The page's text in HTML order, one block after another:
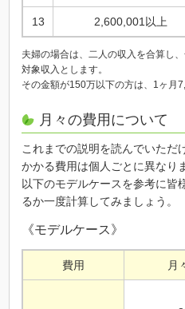
13 2,600,001以上
夫婦の場合は、二人の収入を合算し
対象収入とします。
その金額が150万以下の方は、1ヶ月
月々の費用について
これまでの説明を読んでいただ
かかる費用は個人ごとに異なり
以下のモデルケースを参考に皆
るか一度計算してみましょう。
《モデルケース》
費用 月